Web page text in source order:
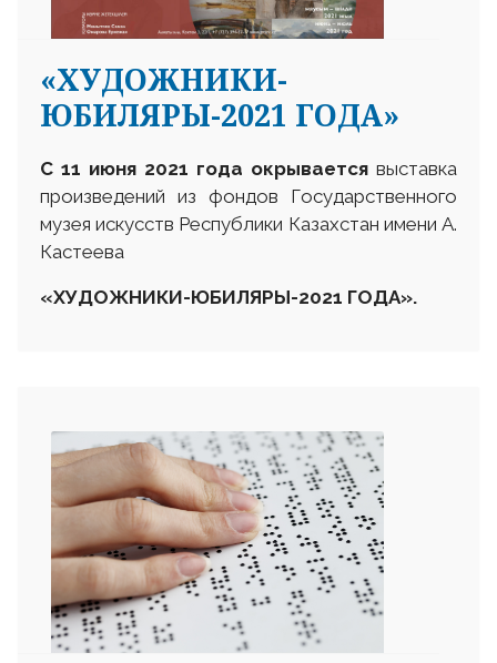
«ХУДОЖНИКИ-
ЮБИЛЯРЫ-2021 ГОДА»
С 11 июня 2021 года окрывается выставка
произведений из фондов Государственного
музея искусств Республики Казахстан имени А.
Кастеева
«ХУДОЖНИКИ-ЮБИЛЯРЫ-2021 ГОДА».